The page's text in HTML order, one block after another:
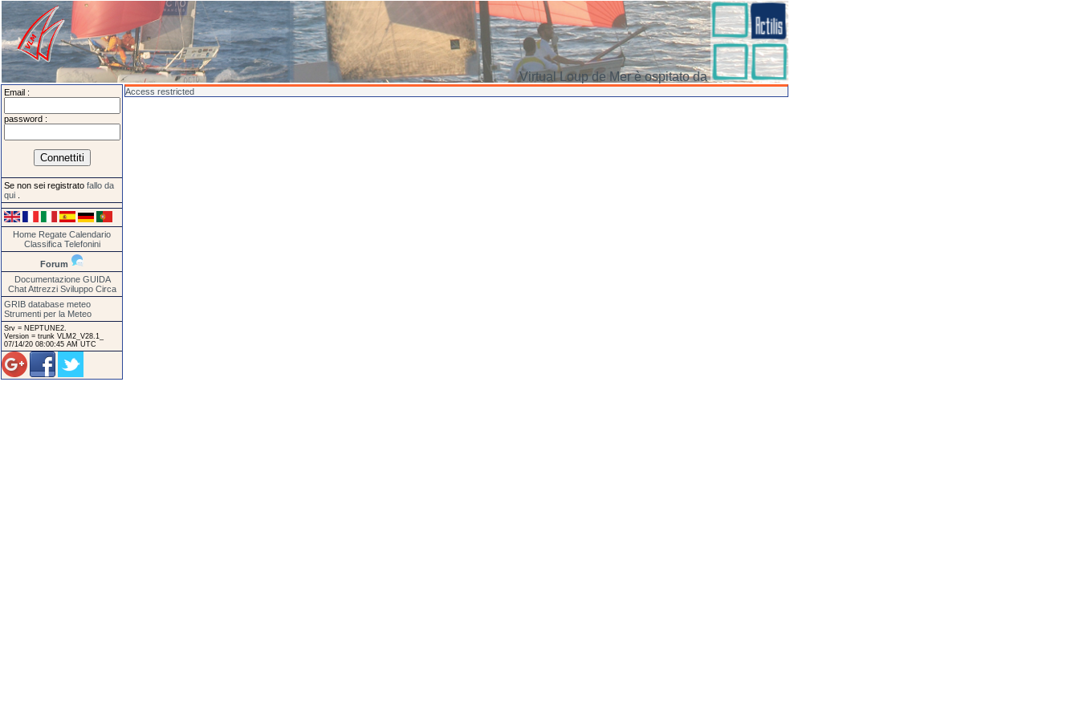
Virtual Loup de Mer è ospitato da
Email :
password :
Se non sei registrato fallo da
qui
Home Regate Calendario
Classifica Telefonini
Forum
Documentazione GUIDA
Chat Attrezzi Sviluppo Circa
GRIB database meteo
Strumenti per la Meteo
Srv = NEPTUNE2.
Version = trunk VLM2_V28.1_
07/14/20 08:00:45 AM UTC
Access restricted